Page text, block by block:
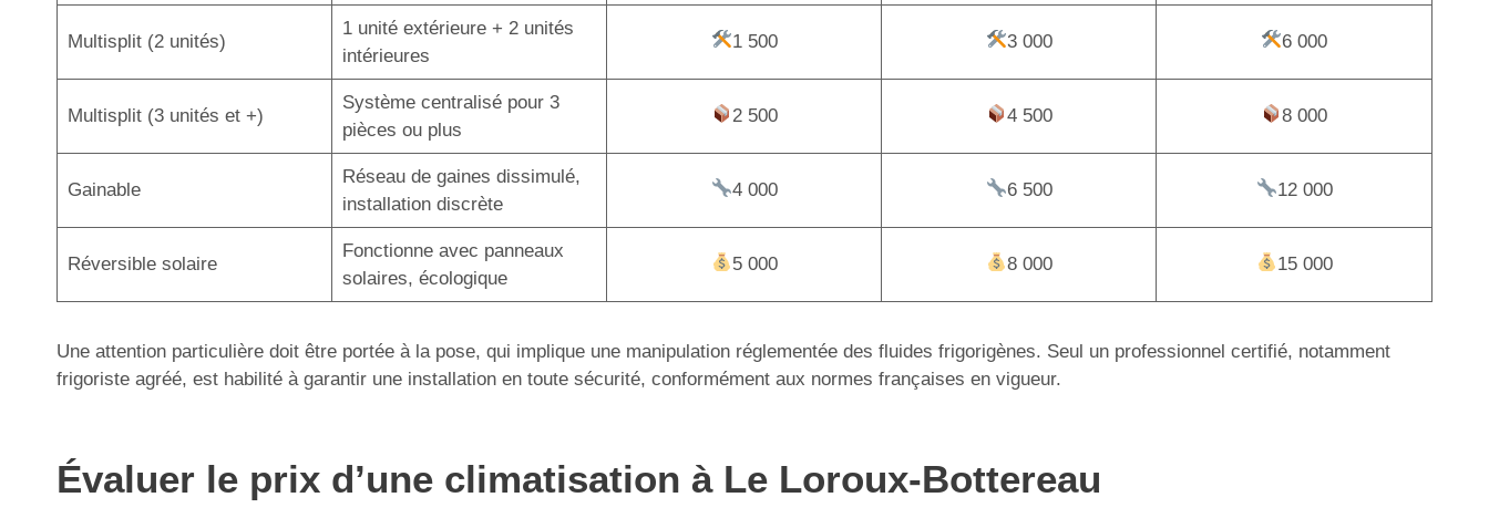
Multisplit (2 unités)
1 unité extérieure + 2 unités
intérieures
1 500 3 000 6 000
Multisplit (3 unités et +)
Système centralisé pour 3
pièces ou plus
2 500 4 500 8 000
Gainable
Réseau de gaines dissimulé,
installation discrète
4 000 6 500 12 000
Réversible solaire
Fonctionne avec panneaux
solaires, écologique
5 000 8 000 15 000
Une attention particulière doit être portée à la pose, qui implique une manipulation réglementée des fluides frigorigènes. Seul un professionnel certifié, notamment
frigoriste agréé, est habilité à garantir une installation en toute sécurité, conformément aux normes françaises en vigueur.
Évaluer le prix d’une climatisation à Le Loroux-Bottereau